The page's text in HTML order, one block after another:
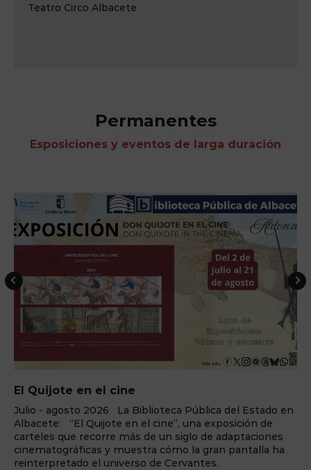
Teatro Circo Albacete
Permanentes
Esposiciones y eventos de larga duración
El Quijote en el cine
Julio - agosto 2026 La Biblioteca Pública del Estado en
Albacete: “El Quijote en el cine”, una exposición de
carteles que recorre más de un siglo de adaptaciones
cinematográficas y muestra cómo la gran pantalla ha
reinterpretado el universo de Cervantes.